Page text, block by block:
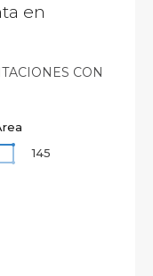
en
CON
145